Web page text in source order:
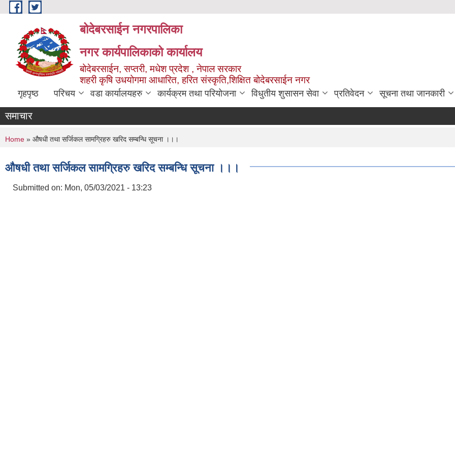
Skip to main content
बोदेबरसाईन नगरपालिका
नगर कार्यपालिकाको कार्यालय
बोदेबरसाईन, सप्तरी, मधेश प्रदेश , नेपाल सरकार
शहरी कृषि उधयोगमा आधारित, हरित संस्कृति,शिक्षित बोदेबरसाईन नगर
गृहपृष्ठ परिचय वडा कार्यालयहरु कार्यक्रम तथा परियोजना विधुतीय शुसासन सेवा प्रतिवेदन सूचना तथा जानकारी
समाचार
You are here
Home » औषधी तथा सर्जिकल सामग्रिहरु खरिद सम्बन्धि सूचना ।।।
औषधी तथा सर्जिकल सामग्रिहरु खरिद सम्बन्धि सूचना ।।।
Submitted on: Mon, 05/03/2021 - 13:23